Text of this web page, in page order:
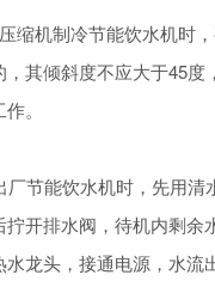
缩机制冷节能饮水机时
其倾斜度不应大于45度
。
厂节能饮水机时，先用清
开排水阀，待机内剩余
水龙头，接通电源，水流